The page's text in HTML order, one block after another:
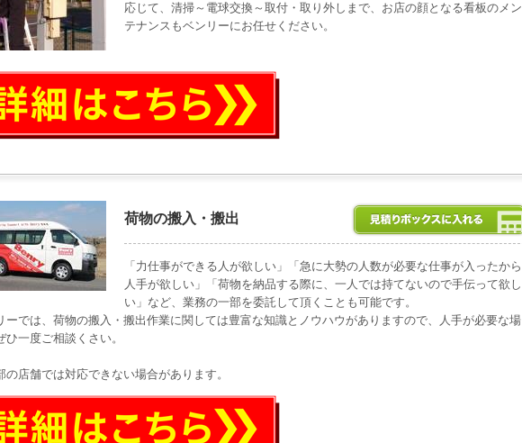
応じて、清掃～電球交換～取付・取り外しまで、お店の顔となる看板のメン
テナンスもベンリーにお任せください。
荷物の搬入・搬出
「力仕事ができる人が欲しい」「急に大勢の人数が必要な仕事が入ったから
人手が欲しい」「荷物を納品する際に、一人では持てないので手伝って欲し
い」など、業務の一部を委託して頂くことも可能です。
ーでは、荷物の搬入・搬出作業に関しては豊富な知識とノウハウがありますので、人手が必要な場
ひ一度ご相談くさい。
店舗では対応できない場合があります。